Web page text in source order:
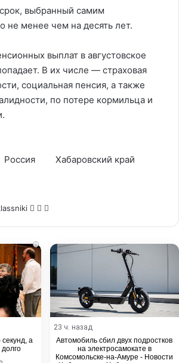
выбранный самим
не менее чем на десять лет.
выплат в августовское
В их числе — страховая
социальная пенсия, а также
по потере кормильца и
Россия Хабаровский край
WhatsApp
Telegram
i
секунд, а
23 ч. назад
Автомобиль сбил двух подростков
на электросамокате в
Комсомольске-на-Амуре - Новости